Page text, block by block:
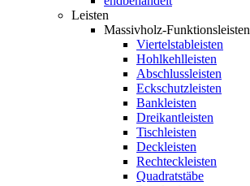
Leisten
Massivholz-Funktionsleisten
Viertelstableisten
Hohlkehlleisten
Abschlussleisten
Eckschutzleisten
Bankleisten
Dreikantleisten
Tischleisten
Deckleisten
Rechteckleisten
Quadratstäbe